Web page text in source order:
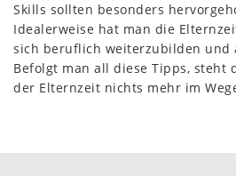
Skills sollten besonders
Idealerweise hat man die
sich beruflich weiterzubilden und
Befolgt man all diese Tipps, steht
der Elternzeit nichts mehr im